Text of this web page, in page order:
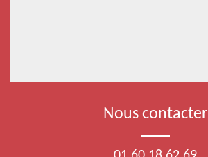
Nous contacter